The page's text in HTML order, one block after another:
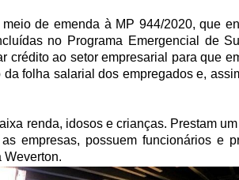
de emenda à MP 944/2020, que
no Programa Emergencial de
crédito ao setor empresarial para que
folha salarial dos empregados e,
renda, idosos e crianças. Prestam
empresas, possuem funcionários e
Weverton.